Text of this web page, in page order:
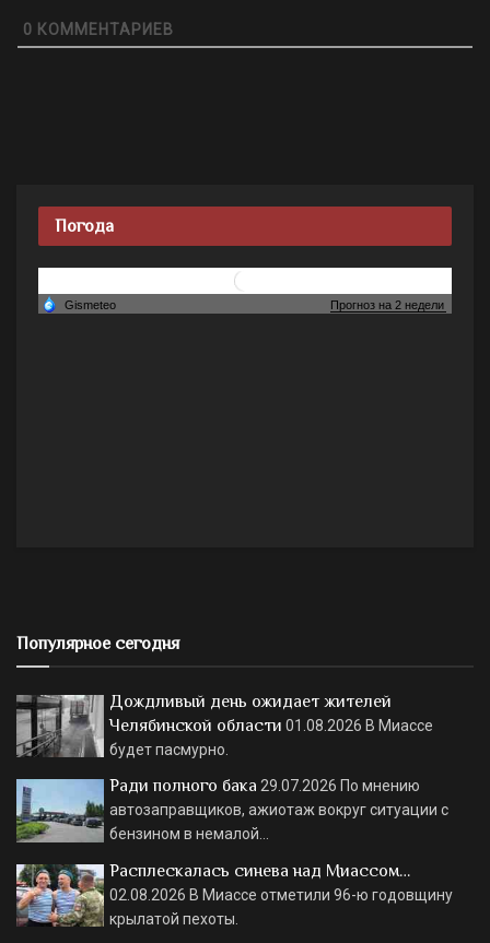
0 КОММЕНТАРИЕВ
Погода
Популярное сегодня
Дождливый день ожидает жителей
Челябинской области 01.08.2026 В Миассе
будет пасмурно.
Ради полного бака 29.07.2026 По мнению
автозаправщиков, ажиотаж вокруг ситуации с
бензином в немалой…
Расплескалась синева над Миассом…
02.08.2026 В Миассе отметили 96-ю годовщину
крылатой пехоты.